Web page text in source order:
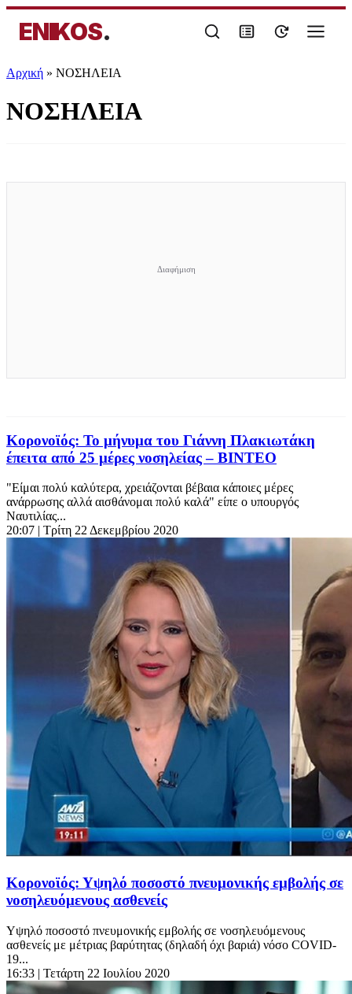
ENIKOS.
Αρχική » ΝΟΣΗΛΕΙΑ
ΝΟΣΗΛΕΙΑ
Κορονοϊός: Το μήνυμα του Γιάννη Πλακιωτάκη
έπειτα από 25 μέρες νοσηλείας – ΒΙΝΤΕΟ
"Είμαι πολύ καλύτερα, χρειάζονται βέβαια κάποιες μέρες
ανάρρωσης αλλά αισθάνομαι πολύ καλά" είπε ο υπουργός
Ναυτιλίας...
20:07 | Τρίτη 22 Δεκεμβρίου 2020
Κορονοϊός: Υψηλό ποσοστό πνευμονικής εμβολής σε
νοσηλευόμενους ασθενείς
Υψηλό ποσοστό πνευμονικής εμβολής σε νοσηλευόμενους
ασθενείς με μέτριας βαρύτητας (δηλαδή όχι βαριά) νόσο COVID-
19...
16:33 | Τετάρτη 22 Ιουλίου 2020